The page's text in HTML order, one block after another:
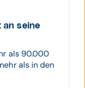
an seine
als 90.000
als in den